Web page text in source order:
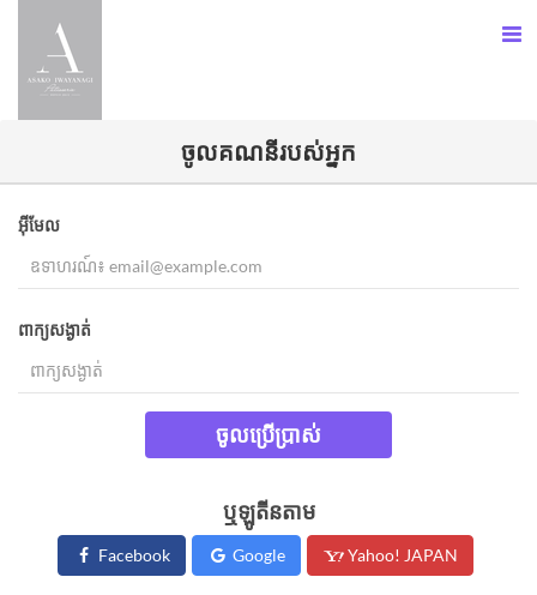
ចូល​គណនីរបស់អ្នក​
អ៊ីមែល
ពាក្យសង្ងាត់
ចូលប្រើប្រាស់
ឬឡូតីនតាម
Facebook Google Yahoo! JAPAN